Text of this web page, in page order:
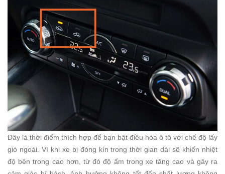
Đây là thời điểm thích hợp để bạn bật điều hòa ô tô với chế độ lấy
gió ngoài. Vì khi xe bị đóng kín trong thời gian dài sẽ khiến nhiệt
độ bên trong cao hơn, từ đó độ ẩm trong xe tăng cao và gây ra